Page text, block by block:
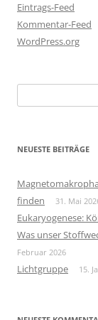
Eintrags-Feed
Kommentar-Feed
WordPress.org
nach:
NEUESTE BEITRÄGE
finden
31. Mai
Eukaryogenese:
Was unser
Februar 2026
Lichtgruppe 15.